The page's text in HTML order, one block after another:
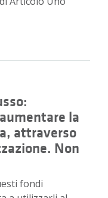
la
attraverso
Non
fondi